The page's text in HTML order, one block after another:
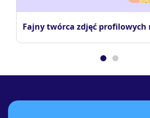
Fajny twórca zdjęć profilowych